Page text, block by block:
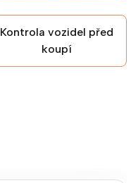
Kontrola vozidel před
koupí